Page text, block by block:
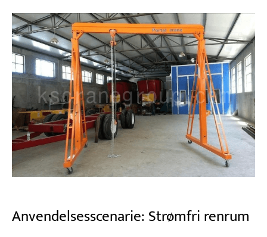
Anvendelsesscenarie: Strømfri renrum